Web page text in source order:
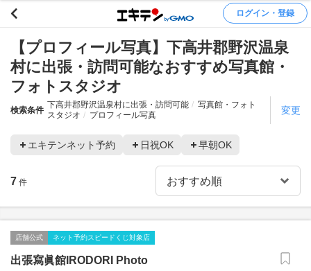
ログイン・登録
【プロフィール写真】下高井郡野沢温泉
村に出張・訪問可能なおすすめ写真館・
フォトスタジオ
検索条件
下高井郡野沢温泉村に出張・訪問可能
写真館・フォト
スタジオ
プロフィール写真 変更
エキテンネット予約 日祝OK 早朝OK
7 件
店舗公式 ネット予約スピードくじ対象店
出張寫眞館IRODORI Photo